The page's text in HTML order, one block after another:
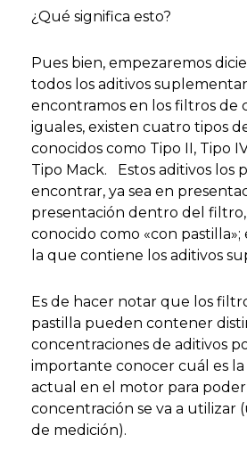
¿Qué significa esto?
Pues bien, empezaremos
todos los aditivos
encontramos en los filtros de
iguales, existen cuatro tipos
conocidos como Tipo II, Tipo
Tipo Mack. Estos aditivos los
encontrar, ya sea en
presentación dentro del filtro,
conocido como «con pastilla»;
la que contiene los aditivos
Es de hacer notar que los
pastilla pueden contener
concentraciones de aditivos
importante conocer cuál es
actual en el motor para
concentración se va a utilizar
de medición).